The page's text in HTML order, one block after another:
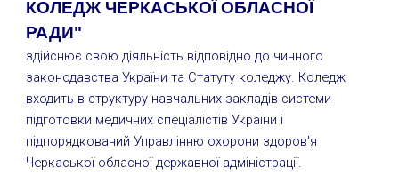
КОЛЕДЖ ЧЕРКАСЬКОЇ ОБЛАСНОЇ
РАДИ"
здійснює свою діяльність відповідно до чинного
законодавства України та Статуту коледжу. Коледж
входить в структуру навчальних закладів системи
підготовки медичних спеціалістів України і
підпорядкований Управлінню охорони здоров'я
Черкаської обласної державної адміністрації.